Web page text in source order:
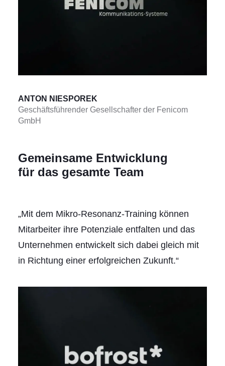
ANTON NIESPOREK
Geschäftsführender Gesellschafter der Fenicom
GmbH
Gemeinsame Entwicklung
für das gesamte Team
„Mit dem Mikro-Resonanz-Training können
Mitarbeiter ihre Potenziale entfalten und das
Unternehmen entwickelt sich dabei gleich mit
in Richtung einer erfolgreichen Zukunft.“